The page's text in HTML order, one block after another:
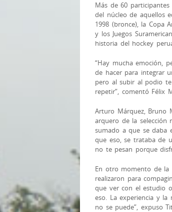
Más de 60
del núcleo de aquellos
1998 (bronce), la Copa
y los Juegos
historia del hockey
“Hay mucha emoción,
de hacer para integrar
pero al subir al podio
repetir”, comentó Félix
Arturo Márquez, Bruno
arquero de la selección
sumado a que se daba
que eso, se trataba de
no te pesan porque
En otro momento de la
realizaron para
que ver con el estudio
eso. La experiencia y
no se puede”, expuso